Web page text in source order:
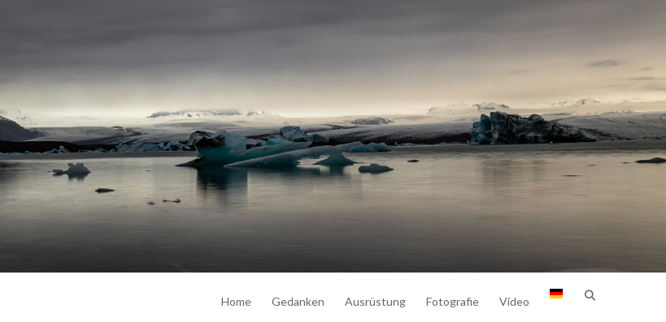
Home Gedanken Ausrüstung Fotografie Video